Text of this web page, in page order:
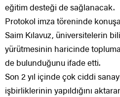
eğitim desteği de sağlanacak.
Protokol imza töreninde
Saim Kılavuz, üniversitelerin
yürütmesinin haricinde
de bulunduğunu ifade etti.
Son 2 yıl içinde çok ciddi
işbirliklerinin yapıldığını